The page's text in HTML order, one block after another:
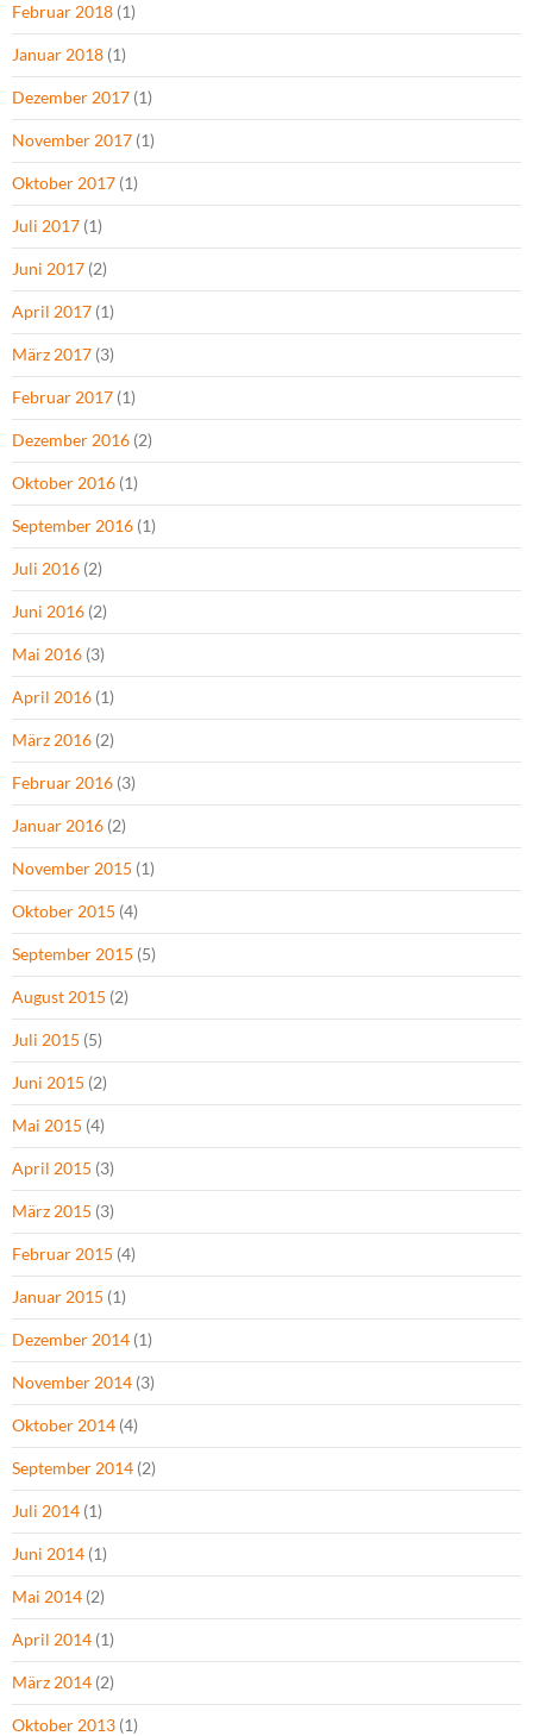
Februar 2018 (1)
Januar 2018 (1)
Dezember 2017 (1)
November 2017 (1)
Oktober 2017 (1)
Juli 2017 (1)
Juni 2017 (2)
April 2017 (1)
März 2017 (3)
Februar 2017 (1)
Dezember 2016 (2)
Oktober 2016 (1)
September 2016 (1)
Juli 2016 (2)
Juni 2016 (2)
Mai 2016 (3)
April 2016 (1)
März 2016 (2)
Februar 2016 (3)
Januar 2016 (2)
November 2015 (1)
Oktober 2015 (4)
September 2015 (5)
August 2015 (2)
Juli 2015 (5)
Juni 2015 (2)
Mai 2015 (4)
April 2015 (3)
März 2015 (3)
Februar 2015 (4)
Januar 2015 (1)
Dezember 2014 (1)
November 2014 (3)
Oktober 2014 (4)
September 2014 (2)
Juli 2014 (1)
Juni 2014 (1)
Mai 2014 (2)
April 2014 (1)
März 2014 (2)
Oktober 2013 (1)